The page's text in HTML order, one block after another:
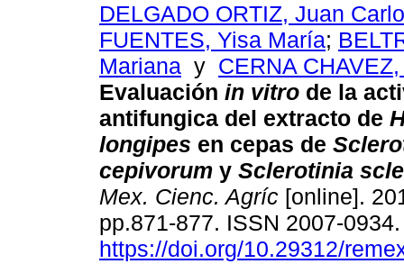
DELGADO ORTIZ, Juan
FUENTES, Yisa María;
Mariana y CERNA
Evaluación in vitro de la
antifungica del extracto de
longipes en cepas de
cepivorum y Sclerotinia
Mex. Cienc. Agríc [online].
pp.871-877. ISSN 2007-
https://doi.org/10.29312/